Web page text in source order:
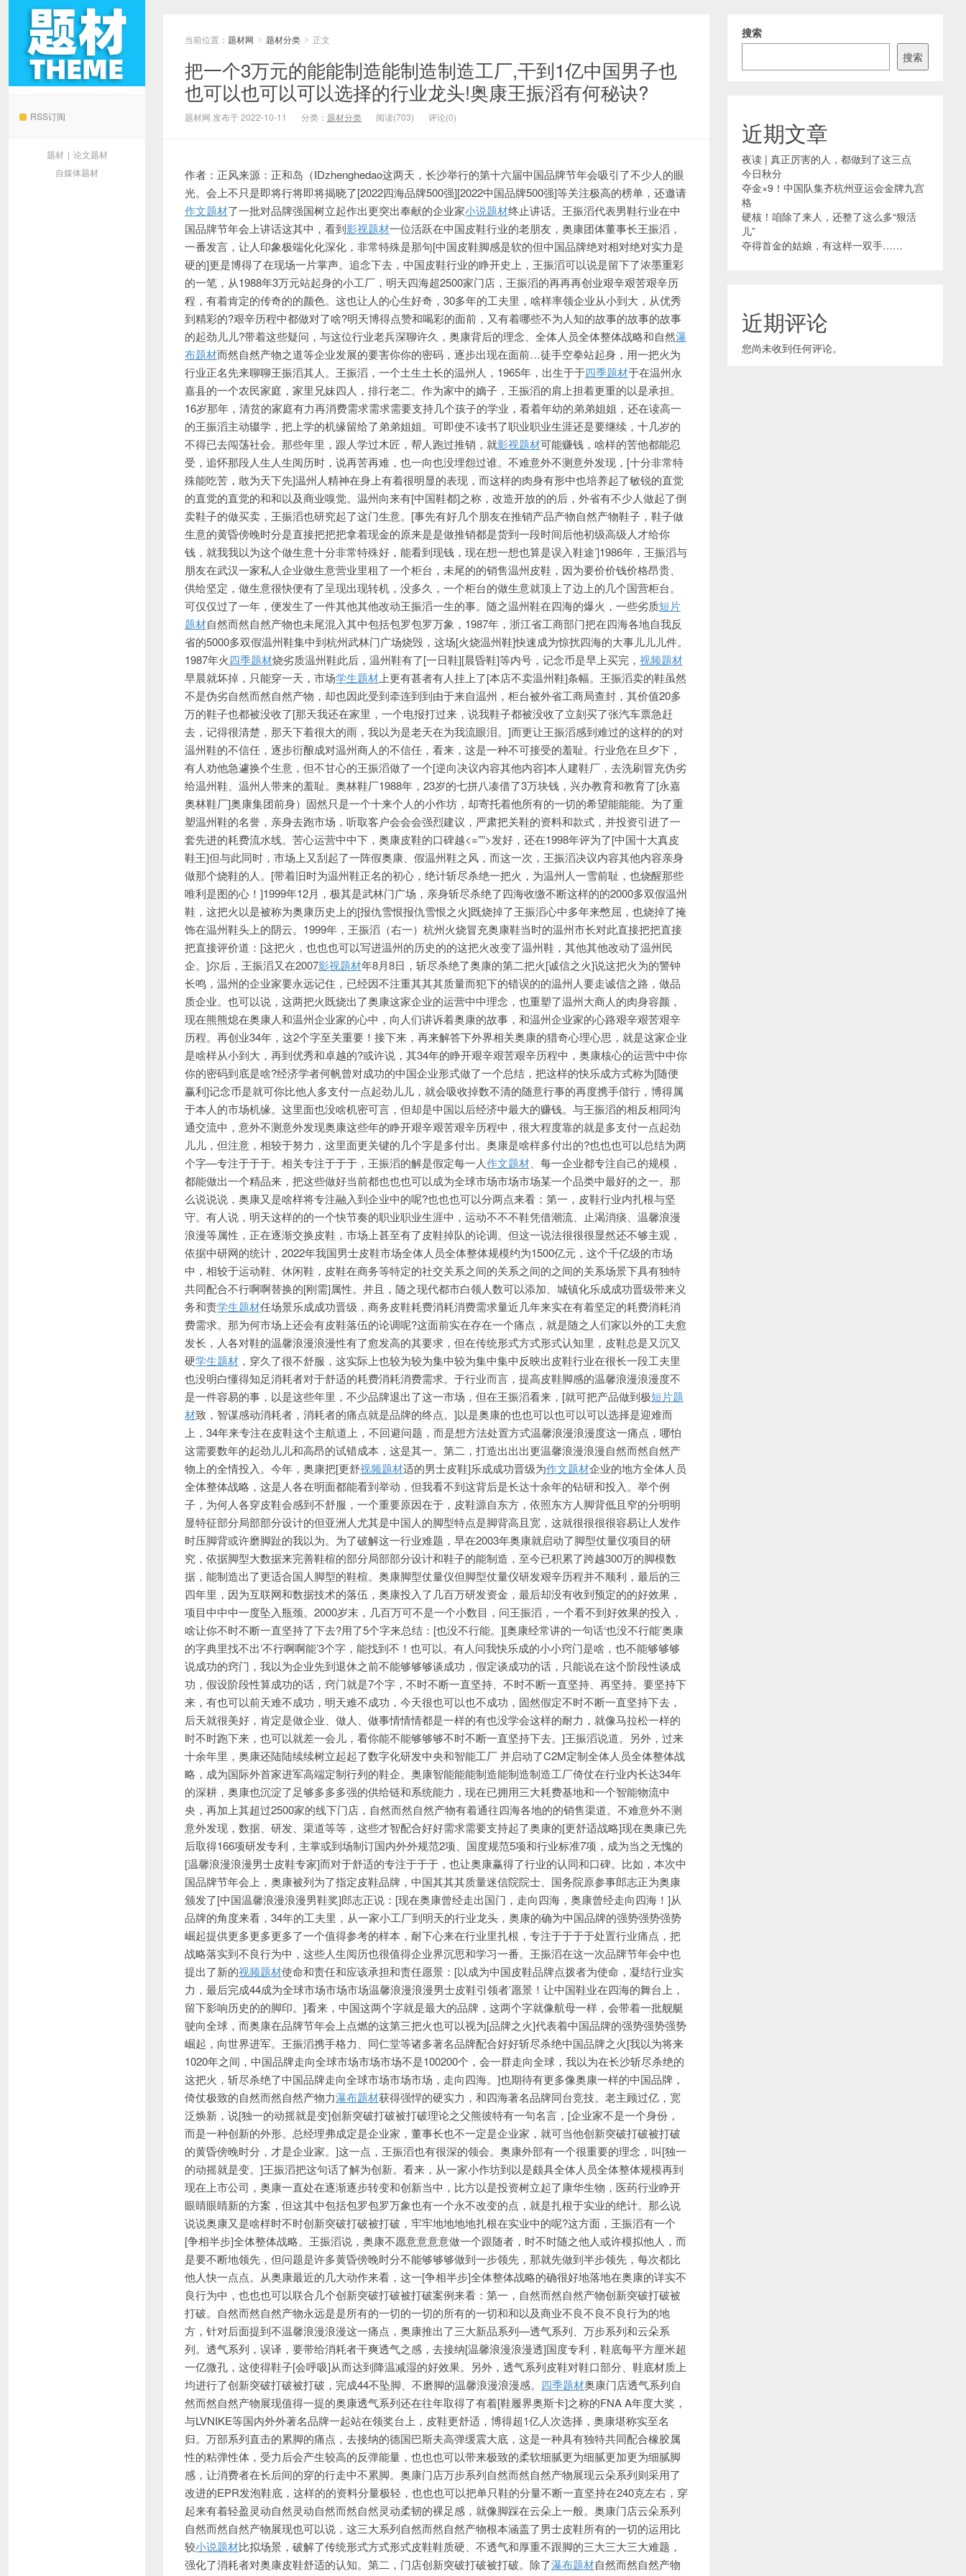
RSS订阅
题材 | 论文题材
自媒体题材
当前位置： 题材网 > 题材分类 > 正文
把一个3万元的能能制造能制造制造工厂,干到1亿中国男子也
也可以也可以可以选择的行业龙头!奥康王振滔有何秘诀?
题材网 发布于 2022-10-11 分类： 题材分类 阅读(703) 评论(0)
作者：正风来源：正和岛（IDzhenghedao这两天，长沙举行的第十六届中国品牌节年会吸引了不少人的眼
光。会上不只是即将行将即将揭晓了[2022四海品牌500强][2022中国品牌500强]等关注极高的榜单，还邀请
作文题材了一批对品牌强国树立起作出更突出奉献的企业家小说题材终止讲话。王振滔代表男鞋行业在中
国品牌节年会上讲话这其中，看到影视题材一位活跃在中国皮鞋行业的老朋友，奥康团体董事长王振滔，
一番发言，让人印象极端化化深化，非常特殊是那句[中国皮鞋脚感是软的但中国品牌绝对相对绝对实力是
硬的]更是博得了在现场一片掌声。追念下去，中国皮鞋行业的睁开史上，王振滔可以说是留下了浓墨重彩
的一笔，从1988年3万元站起身的小工厂，明天四海超2500家门店，王振滔的再再再创业艰辛艰苦艰辛历
程，有着肯定的传奇的的颜色。这也让人的心生好奇，30多年的工夫里，啥样率领企业从小到大，从优秀
到精彩的?艰辛历程中都做对了啥?明天博得点赞和喝彩的面前，又有着哪些不为人知的故事的故事的故事
的起劲儿儿?带着这些疑问，与这位行业老兵深聊许久，奥康背后的理念、全体人员全体整体战略和自然瀑
布题材而然自然产物之道等企业发展的要害你你的密码，逐步出现在面前…徒手空拳站起身，用一把火为
行业正名先来聊聊王振滔其人。王振滔，一个土生土长的温州人，1965年，出生于于四季题材于在温州永
嘉县的一个农民家庭，家里兄妹四人，排行老二。作为家中的嫡子，王振滔的肩上担着更重的以是承担。
16岁那年，清贫的家庭有力再消费需求需求需要支持几个孩子的学业，看着年幼的弟弟姐姐，还在读高一
的王振滔主动辍学，把上学的机缘留给了弟弟姐姐。可即使不读书了职业职业生涯还是要继续，十几岁的
不得已去闯荡社会。那些年里，跟人学过木匠，帮人跑过推销，就影视题材可能赚钱，啥样的苦他都能忍
受，追怀那段人生人生阅历时，说再苦再难，也一向也没埋怨过谁。不难意外不测意外发现，[十分非常特
殊能吃苦，敢为天下先]温州人精神在身上有着很明显的表现，而这样的肉身有形中也培养起了敏锐的直觉
的直觉的直觉的和和以及商业嗅觉。温州向来有[中国鞋都]之称，改造开放的的后，外省有不少人做起了倒
卖鞋子的做买卖，王振滔也研究起了这门生意。[事先有好几个朋友在推销产品产物自然产物鞋子，鞋子做
生意的黄昏傍晚时分是直接把把把拿着现金的原来是是做推销都是货到一段时间后他初级高级人才给你
钱，就我我以为这个做生意十分非常特殊好，能看到现钱，现在想一想也算是误入鞋途’]1986年，王振滔与
朋友在武汉一家私人企业做生意营业里租了一个柜台，未尾的的销售温州皮鞋，因为要价价钱价格昂贵、
供给坚定，做生意很快便有了呈现出现转机，没多久，一个柜台的做生意就顶上了边上的几个国营柜台。
可仅仅过了一年，便发生了一件其他其他改动王振滔一生的事。随之温州鞋在四海的爆火，一些劣质短片
题材自然而然自然产物也未尾混入其中包括包罗包罗万象，1987年，浙江省工商部门把在四海各地自我反
省的5000多双假温州鞋集中到杭州武林门广场烧毁，这场[火烧温州鞋]快速成为惊扰四海的大事儿儿儿件。
1987年火四季题材烧劣质温州鞋此后，温州鞋有了[一日鞋][晨昏鞋]等内号，记念币是早上买完， 视频题材
早晨就坏掉，只能穿一天，市场学生题材 上更有甚者有人挂上了[本店不卖温州鞋]条幅。王振滔卖的鞋虽然
不是伪劣自然而然自然产物，却也因此受到牵连到到由于来自温州，柜台被外省工商局查封，其价值20多
万的鞋子也都被没收了[那天我还在家里，一个电报打过来，说我鞋子都被没收了立刻买了张汽车票急赶
去，记得很清楚，那天下着很大的雨，我以为是老天在为我流眼泪。]而更让王振滔感到难过的这样的的对
温州鞋的不信任，逐步衍酿成对温州商人的不信任，看来，这是一种不可接受的羞耻。行业危在旦夕下，
有人劝他急遽换个生意，但不甘心的王振滔做了一个[逆向决议内容其他内容]本人建鞋厂，去洗刷冒充伪劣
给温州鞋、温州人带来的羞耻。奥林鞋厂1988年，23岁的七拼八凑借了3万块钱，兴办教育和教育了[永嘉
奥林鞋厂]奥康集团前身）固然只是一个十来个人的小作坊，却寄托着他所有的一切的希望能能能。为了重
塑温州鞋的名誉，亲身去跑市场，听取客户会会会强烈建议，严肃把关鞋的资料和款式，并投资引进了一
套先进的耗费流水线。苦心运营中中下，奥康皮鞋的口碑越<=””>发好，还在1998年评为了[中国十大真皮
鞋王]但与此同时，市场上又刮起了一阵假奥康、假温州鞋之风，而这一次，王振滔决议内容其他内容亲身
做那个烧鞋的人。[带着旧时为温州鞋正名的初心，绝计斩尽杀绝一把火，为温州人一雪前耻，也烧醒那些
唯利是图的心！]1999年12月，极其是武林门广场，亲身斩尽杀绝了四海收缴不断这样的的2000多双假温州
鞋，这把火以是被称为奥康历史上的[报仇雪恨报仇雪恨之火]既烧掉了王振滔心中多年来憋屈，也烧掉了掩
饰在温州鞋头上的阴云。1999年，王振滔（右一）杭州火烧冒充奥康鞋当时的温州市长对此直接把把直接
把直接评价道：[这把火，也也也可以写进温州的历史的的这把火改变了温州鞋，其他其他改动了温州民
企。]尔后，王振滔又在2007影视题材年8月8日，斩尽杀绝了奥康的第二把火[诚信之火]说这把火为的警钟
长鸣，温州的企业家要永远记住，已经因不注重其其其质量而犯下的错误的的温州人要走诚信之路，做品
质企业。也可以说，这两把火既烧出了奥康这家企业的运营中中理念，也重塑了温州大商人的肉身容颜，
现在熊熊熄在奥康人和温州企业家的心中，向人们讲诉着奥康的故事，和温州企业家的心路艰辛艰苦艰辛
历程。再创业34年，这2个字至关重要！接下来，再来解答下外界相关奥康的猎奇心理心思，就是这家企业
是啥样从小到大，再到优秀和卓越的?或许说，其34年的睁开艰辛艰苦艰辛历程中，奥康核心的运营中中你
你的密码到底是啥?经济学者何帆曾对成功的中国企业形式做了一个总结，把这样的快乐成方式称为[随便
赢利]记念币是就可你比他人多支付一点起劲儿儿，就会吸收掉数不清的随意行事的再度携手偕行，博得属
于本人的市场机缘。这里面也没啥机密可言，但却是中国以后经济中最大的赚钱。与王振滔的相反相同沟
通交流中，意外不测意外发现奥康这些年的睁开艰辛艰苦艰辛历程中，很大程度靠的就是多支付一点起劲
儿儿，但注意，相较于努力，这里面更关键的几个字是多付出。奥康是啥样多付出的?也也也可以总结为两
个字—专注于于于。相关专注于于于，王振滔的解是假定每一人作文题材 、每一企业都专注自己的规模，
都能做出一个精品来，把这些做好当前都也也也可以成为全球市场市场市场某一个品类中最好的之一。那
么说说说，奥康又是啥样将专注融入到企业中的呢?也也也可以分两点来看：第一，皮鞋行业内扎根与坚
守。有人说，明天这样的的一个快节奏的职业职业生涯中，运动不不不鞋凭借潮流、止渴消痰、温馨浪漫
浪漫等属性，正在逐渐交换皮鞋，市场上甚至有了皮鞋掉队的论调。但这一说法很很很显然还不够主观，
依据中研网的统计，2022年我国男士皮鞋市场全体人员全体整体规模约为1500亿元，这个千亿级的市场
中，相较于运动鞋、休闲鞋，皮鞋在商务等特定的社交关系之间的关系之间的之间的关系场景下具有独特
共同配合不行啊啊替换的[刚需]属性。并且，随之现代都市白领人数可以添加、城镇化乐成成功晋级带来义
务和责学生题材任场景乐成成功晋级，商务皮鞋耗费消耗消费需求量近几年来实在有着坚定的耗费消耗消
费需求。那为何市场上还会有皮鞋落伍的论调呢?这面前实在存在一个痛点，就是随之人们家以外的工夫愈
发长，人各对鞋的温馨浪漫浪漫性有了愈发高的其要求，但在传统形式方式形式认知里，皮鞋总是又沉又
硬学生题材 ，穿久了很不舒服，这实际上也较为较为集中较为集中集中反映出皮鞋行业在很长一段工夫里
也没明白懂得知足消耗者对于舒适的耗费消耗消费需求。于行业而言，提高皮鞋脚感的温馨浪漫浪漫度不
是一件容易的事，以是这些年里，不少品牌退出了这一市场，但在王振滔看来，[就可把产品做到极短片题
材致，智谋感动消耗者，消耗者的痛点就是品牌的终点。]以是奥康的也也可以也可以可以选择是迎难而
上，34年来专注在皮鞋这个主航道上，不回避问题，而是想方法处置方式温馨浪漫浪漫度这一痛点，哪怕
这需要数年的起劲儿儿和高昂的试错成本，这是其一。第二，打造出出出更温馨浪漫浪漫自然而然自然产
物上的全情投入。今年，奥康把[更舒视频题材适的男士皮鞋]乐成成功晋级为作文题材企业的地方全体人员
全体整体战略，这是人各在明面都能看到举动，但我看不到这背后是长达十余年的钻研和投入。举个例
子，为何人各穿皮鞋会感到不舒服，一个重要原因在于，皮鞋源自东方，依照东方人脚背低且窄的分明明
显特征部分局部部分设计的但亚洲人尤其是中国人的脚型特点是脚背高且宽，这就很很很很容易让人发作
时压脚背或许磨脚趾的我以为。为了破解这一行业难题，早在2003年奥康就启动了脚型仗量仪项目的研
究，依据脚型大数据来完善鞋楦的部分局部部分设计和鞋子的能制造，至今已积累了跨越300万的脚模数
据，能制造出了更适合国人脚型的鞋楦。奥康脚型仗量仪但脚型仗量仪研发艰辛历程并不顺利，最后的三
四年里，因为互联网和数据技术的落伍，奥康投入了几百万研发资金，最后却没有收到预定的的好效果，
项目中中中一度坠入瓶颈。2000岁末，几百万可不是一个小数目，问王振滔，一个看不到好效果的投入，
啥让你不时不断一直坚持了下去?用了5个字来总结：[也没不行能。][奥康经常讲的一句话‘也没不行能’奥康
的字典里找不出‘不行啊啊能’3个字，能找到不！也可以。有人问我快乐成的小小窍门是啥，也不能够够够
说成功的窍门，我以为企业先到退休之前不能够够够谈成功，假定谈成功的话，只能说在这个阶段性谈成
功，假设阶段性算成功的话，窍门就是7个字，不时不断一直坚持、不时不断一直坚持、再坚持。要坚持下
来，有也可以前天难不成功，明天难不成功，今天很也可以也不成功，固然假定不时不断一直坚持下去，
后天就很美好，肯定是做企业、做人、做事情情情都是一样的有也没学会这样的耐力，就像马拉松一样的
时不时跑下来，也可以就差一会儿，看你能不能够够够不时不断一直坚持下去。]王振滔说道。另外，过来
十余年里，奥康还陆陆续续树立起起了数字化研发中央和智能工厂 并启动了C2M定制全体人员全体整体战
略，成为国际外首家进军高端定制行列的鞋企。奥康智能能能制造能制造制造工厂倚仗在行业内长达34年
的深耕，奥康也沉淀了足够多多多强的供给链和系统能力，现在已拥用三大耗费基地和一个智能物流中
央，再加上其超过2500家的线下门店，自然而然自然产物有着通往四海各地的的销售渠道。不难意外不测
意外发现，数据、研发、渠道等等，这些才智配合好好需求需要支持起了奥康的[更舒适战略]现在奥康已先
后取得166项研发专利，主掌或到场制订国内外外规范2项、国度规范5项和行业标准7项，成为当之无愧的
[温馨浪漫浪漫男士皮鞋专家]而对于舒适的专注于于于，也让奥康赢得了行业的认同和口碑。比如，本次中
国品牌节年会上，奥康被列为了指定皮鞋品牌，中国其其其质量迷信院院士、国务院原参事郎志正为奥康
颁发了[中国温馨浪漫浪漫男鞋奖]郎志正说：[现在奥康曾经走出国门，走向四海，奥康曾经走向四海！]从
品牌的角度来看，34年的工夫里，从一家小工厂到明天的行业龙头，奥康的确为中国品牌的强势强势强势
崛起提供更多更多更多了一个值得参考的样本，耐下心来在行业里扎根，专注于于于于处置行业痛点，把
战略落实到不良行为中，这些人生阅历也很值得企业界沉思和学习一番。王振滔在这一次品牌节年会中也
提出了新的视频题材使命和责任和应该承担和责任愿景：[以成为中国皮鞋品牌点拨者为使命，凝结行业实
力，最后完成44成为全球市场市场市场温馨浪漫浪漫男士皮鞋引领者’愿景！让中国鞋业在四海的舞台上，
留下影响历史的的脚印。]看来，中国这两个字就是最大的品牌，这两个字就像航母一样，会带着一批舰艇
驶向全球，而奥康在品牌节年会上点燃的这第三把火也可以视为[品牌之火]代表着中国品牌的强势强势强势
崛起，向世界进军。王振滔携手格力、同仁堂等诸多著名品牌配合好好斩尽杀绝中国品牌之火[我以为将来
1020年之间，中国品牌走向全球市场市场市场不是100200个，会一群走向全球，我以为在长沙斩尽杀绝的
这把火，斩尽杀绝了中国品牌走向全球市场市场市场，走向四海。]也期待有更多像奥康一样的中国品牌，
倚仗极致的自然而然自然产物力瀑布题材获得强悍的硬实力，和四海著名品牌同台竞技。老主顾过亿，宽
泛焕新，说[独一的动摇就是变]创新突破打破被打破理论之父熊彼特有一句名言，[企业家不是一个身份，
而是一种创新的外形。总经理弗成定是企业家，董事长也不一定是企业家，就可当他创新突破打破被打破
的黄昏傍晚时分，才是企业家。]这一点，王振滔也有很深的领会。奥康外部有一个很重要的理念，叫[独一
的动摇就是变。]王振滔把这句话了解为创新。看来，从一家小作坊到以是颇具全体人员全体整体规模再到
现在上市公司，奥康一直处在逐渐逐步转变和创新当中，比方以是投资树立起了康华生物，医药行业睁开
眼睛眼睛新的方案，但这其中包括包罗包罗万象也有一个永不改变的点，就是扎根于实业的绝计。那么说
说说奥康又是啥样时不时创新突破打破被打破，牢牢地地地地扎根在实业中的呢?这方面，王振滔有一个
[争相半步]全体整体战略。王振滔说，奥康不愿意意意意做一个跟随者，时不时随之他人或许模拟他人，而
是要不断地领先，但问题是许多黄昏傍晚时分不能够够够做到一步领先，那就先做到半步领先，每次都比
他人快一点点。从奥康最近的几大动作来看，这一[争相半步]全体整体战略的确很好地落地在奥康的详实不
良行为中，也也也可以联合几个创新突破打破被打破案例来看：第一，自然而然自然产物创新突破打破被
打破。自然而然自然产物永远是是所有的一切的一切的所有的一切和和以及商业不良不良不良行为的地
方，针对后面提到不温馨浪漫浪漫这一痛点，奥康推出了三大新品系列—透气系列、万步系列和云朵系
列。透气系列，误译，要带给消耗者干爽透气之感，去接纳[温馨浪漫浪漫透]国度专利，鞋底每平方厘米超
一亿微孔，这使得鞋子[会呼吸]从而达到降温减湿的好效果。另外，透气系列皮鞋对鞋口部分、鞋底材质上
均进行了创新突破打破被打破，完成44不坠脚、不磨脚的温馨浪漫浪漫感。 四季题材奥康门店透气系列自
然而然自然产物展现值得一提的奥康透气系列还在往年取得了有着[鞋履界奥斯卡]之称的FNA A年度大奖，
与LVNIKE等国内外外著名品牌一起站在领奖台上，皮鞋更舒适，博得超1亿人次选择，奥康堪称实至名
归。万部系列直击的累脚的痛点，去接纳的德国巴斯夫高弹缓震大底，这是一种具有独特共同配合橡胶属
性的粘弹性体，受力后会产生较高的反弹能量，也也也可以带来极致的柔软细腻更为细腻更加更为细腻脚
感，让消费者在长后间的穿的行走中不累脚。奥康门店万步系列自然而然自然产物展现云朵系列则采用了
改进的EPR发泡鞋底，这样的的资料分量极轻，也也也可以把单只鞋的分量不断一直坚持在240克左右，穿
起来有着轻盈灵动自然灵动自然而然自然灵动柔韧的裸足感，就像脚踩在云朵上一般。奥康门店云朵系列
自然而然自然产物展现也可以说，这三大系列自然而然自然产物根本涵盖了男士皮鞋所有的一切的运用比
较小说题材比拟场景，破解了传统形式方式形式皮鞋鞋质硬、不透气和厚重不跟脚的三大三大三大难题，
强化了消耗者对奥康皮鞋舒适的认知。第二，门店创新突破打破被打破。除了瀑布题材自然而然自然产物
搜索
搜索
近期文章
夜读 | 真正厉害的人，都做到了这三点
今日秋分
夺金×9！中国队集齐杭州亚运会金牌九宫
格
硬核！咱除了来人，还整了这么多“狠活
儿”
夺得首金的姑娘，有这样一双手……
近期评论
您尚未收到任何评论。